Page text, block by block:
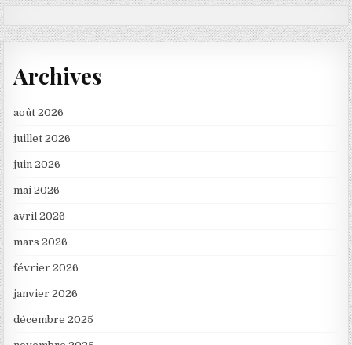
Archives
août 2026
juillet 2026
juin 2026
mai 2026
avril 2026
mars 2026
février 2026
janvier 2026
décembre 2025